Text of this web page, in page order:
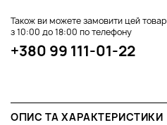
Також ви можете замовити цей товар
з 10:00 до 18:00 по телефону
+380 99 111-01-22
ОПИС ТА ХАРАКТЕРИСТИКИ